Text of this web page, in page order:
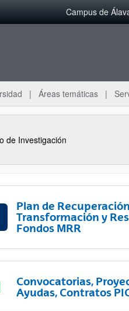
Campus de
Áreas temáticas
de Investigación
Plan de Recuperación
Transformación y
Fondos MRR
Convocatorias,
Ayudas, Contratos